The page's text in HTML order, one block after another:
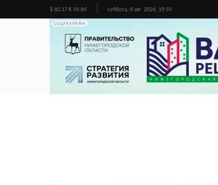
$ 82.17 € 94.84 суббота, 8 авг. 2026, 19:59
СОЦРЕКЛАМА